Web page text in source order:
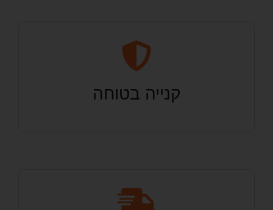
קנייה בטוחה